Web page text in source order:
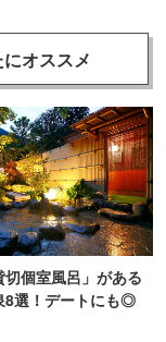
オススメ
個室風呂」がある
8選！デートにも◎